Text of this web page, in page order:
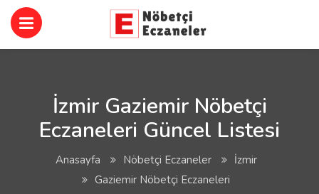
İzmir Gaziemir Nöbetçi
Eczaneleri Güncel Listesi
Anasayfa Nöbetçi Eczaneler
İzmir
Gaziemir Nöbetçi Eczaneleri